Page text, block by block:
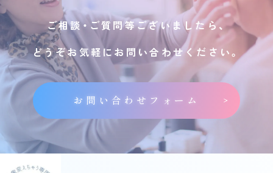
ご相談・ご質問等ございましたら、
どうぞお気軽にお問い合わせください。
お問い合わせフォーム